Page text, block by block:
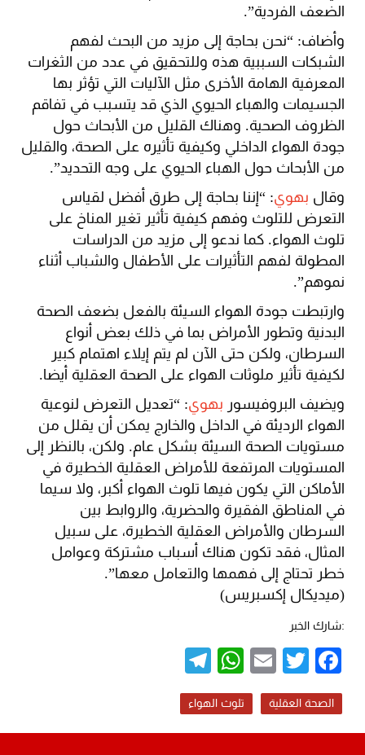
الضعف الفردية”.
وأضاف: “نحن بحاجة إلى مزيد من البحث لفهم
الشبكات السببية هذه وللتحقيق في عدد من الثغرات
المعرفية الهامة الأخرى مثل الآليات التي تؤثر بها
الجسيمات والهباء الحيوي الذي قد يتسبب في تفاقم
الظروف الصحية. وهناك القليل من الأبحاث حول
جودة الهواء الداخلي وكيفية تأثيره على الصحة، والقليل
من الأبحاث حول الهباء الحيوي على وجه التحديد”.
وقال بهوي: “إننا بحاجة إلى طرق أفضل لقياس
التعرض للتلوث وفهم كيفية تأثير تغير المناخ على
تلوث الهواء. كما ندعو إلى مزيد من الدراسات
المطولة لفهم التأثيرات على الأطفال والشباب أثناء
نموهم”.
وارتبطت جودة الهواء السيئة بالفعل بضعف الصحة
البدنية وتطور الأمراض بما في ذلك بعض أنواع
السرطان، ولكن حتى الآن لم يتم إيلاء اهتمام كبير
لكيفية تأثير ملوثات الهواء على الصحة العقلية أيضا.
ويضيف البروفيسور بهوي: “تعديل التعرض لنوعية
الهواء الرديئة في الداخل والخارج يمكن أن يقلل من
مستويات الصحة السيئة بشكل عام. ولكن، بالنظر إلى
المستويات المرتفعة للأمراض العقلية الخطيرة في
الأماكن التي يكون فيها تلوث الهواء أكبر، ولا سيما
في المناطق الفقيرة والحضرية، والروابط بين
السرطان والأمراض العقلية الخطيرة، على سبيل
المثال، فقد تكون هناك أسباب مشتركة وعوامل
خطر تحتاج إلى فهمها والتعامل معها”.
(ميديكال إكسبريس)
:شارك الخبر
Facebook
Twitter
Email
WhatsApp
الصحة العقلية تلوث الهواء